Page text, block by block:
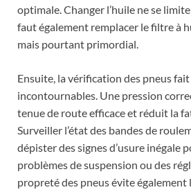
optimale. Changer l’huile ne se
faut également remplacer le filtre à
mais pourtant primordial.
Ensuite, la vérification des pneus
incontournables. Une pression
tenue de route efficace et réduit la
Surveiller l’état des bandes de
dépister des signes d’usure inégale
problèmes de suspension ou des
propreté des pneus évite également